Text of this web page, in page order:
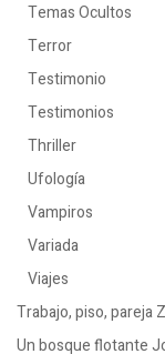
Temas Ocultos
Terror
Testimonio
Testimonios
Thriller
Ufología
Vampiros
Variada
Viajes
Trabajo, piso, pareja
Un bosque flotante